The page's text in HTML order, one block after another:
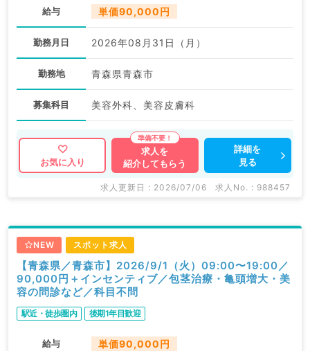
給与 単価90,000円
勤務月日 2026年08月31日（月）
勤務地 青森県青森市
募集科目 美容外科、美容皮膚科
お気に入り
求人を
紹介してもらう
詳細を
見る
求人更新日 : 2026/07/06 求人No. : 988457
NEW スポット求人
【青森県／青森市】2026/9/1（火）09:00〜19:00／
90,000円＋インセンティブ／包茎治療・亀頭増大・美
容の問診など／科目不問
駅近・徒歩圏内 後期1年目歓迎
給与 単価90,000円